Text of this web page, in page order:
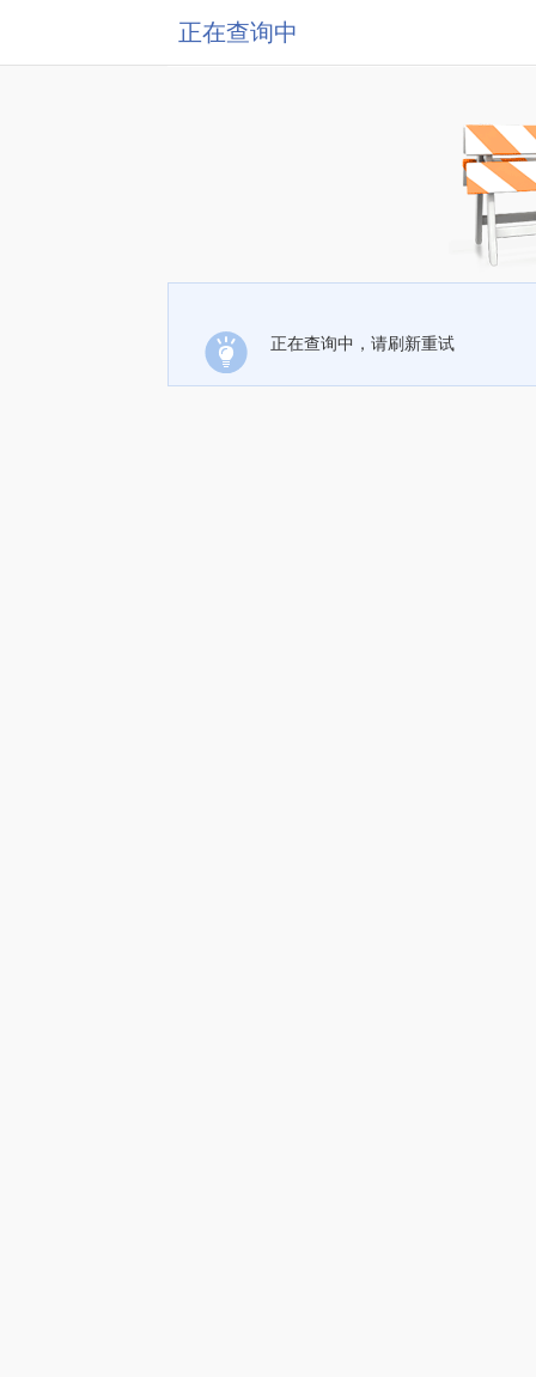
正在查询中
正在查询中，请刷新重试